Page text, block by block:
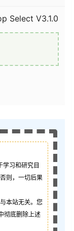
Select V3.1.0
习和研究目
则，一切后果
本站无关。您
彻底删除上述